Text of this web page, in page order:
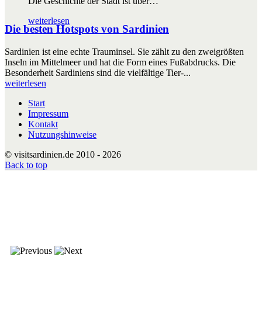
weiterlesen
Die besten Hotspots von Sardinien
Sardinien ist eine echte Trauminsel. Sie zählt zu den zweigrößten
Inseln im Mittelmeer und hat die Form eines Fußabdrucks. Die
Besonderheit Sardiniens sind die vielfältige Tier-...
weiterlesen
Start
Impressum
Kontakt
Nutzungshinweise
© visitsardinien.de 2010 - 2026
Back to top